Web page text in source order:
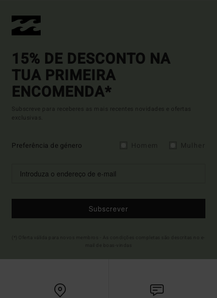
15% DE DESCONTO NA
TUA PRIMEIRA
ENCOMENDA*
Subscreve para receberes as mais recentes novidades e ofertas
exclusivas.
Preferência de género
Subscrever